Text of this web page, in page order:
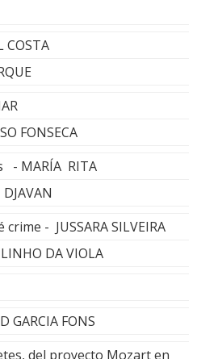
COSTA
FONSECA
- MARÍA RITA
- JUSSARA SILVEIRA
DA VIOLA
GARCIA FONS
del proyecto Mozart en